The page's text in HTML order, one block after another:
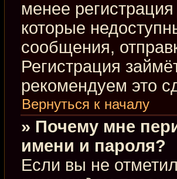
менее
которые
сообщения,
Регистрация
рекомендуем это
Вернуться к началу
» Почему мне
имени и пароля?
Если вы не